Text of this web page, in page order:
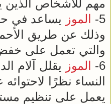
مهم للأشخاص الذين
5-
الموز يساعد في
وذلك عن طريق
والتي تعمل على
6-
الموز يقلل آلام
يعمل على تنظيم